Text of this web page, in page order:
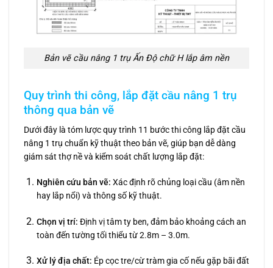
Bản vẽ cầu nâng 1 trụ Ấn Độ chữ H lắp âm nền
Quy trình thi công, lắp đặt cầu nâng 1 trụ
thông qua bản vẽ
Dưới đây là tóm lược quy trình 11 bước thi công lắp đặt cầu
nâng 1 trụ chuẩn kỹ thuật theo bản vẽ, giúp bạn dễ dàng
giám sát thợ nề và kiểm soát chất lượng lắp đặt:
Nghiên cứu bản vẽ: Xác định rõ chủng loại cầu (âm nền
hay lắp nổi) và thông số kỹ thuật.
Chọn vị trí: Định vị tâm ty ben, đảm bảo khoảng cách an
toàn đến tường tối thiểu từ 2.8m – 3.0m.
Xử lý địa chất: Ép cọc tre/cừ tràm gia cố nếu gặp bãi đất